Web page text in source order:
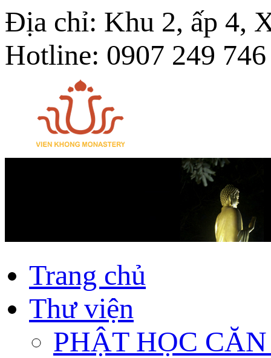
Địa chỉ: Khu 2, ấp 4,
Hotline: 0907 249 746
Trang chủ
Thư viện
PHẬT HỌC